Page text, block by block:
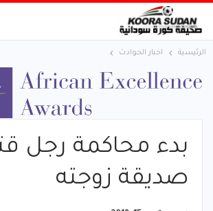
الرئيسية اخبار الحوادث
بدء محاكمة رجل
صديقة زوجته